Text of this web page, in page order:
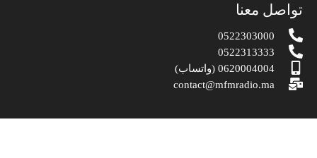
تواصل معنا
0522303000
0522313333
0620004004 (واتساب)
contact@mfmradio.ma